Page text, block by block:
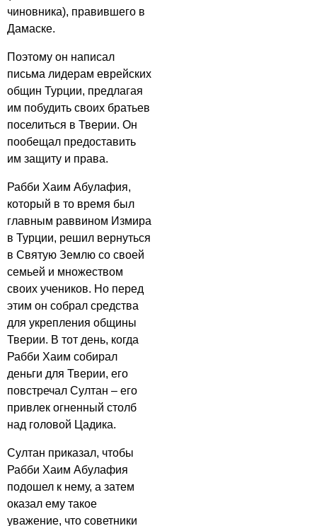
чиновника), правившего в
Дамаске.
Поэтому он написал
письма лидерам еврейских
общин Турции, предлагая
им побудить своих братьев
поселиться в Тверии. Он
пообещал предоставить
им защиту и права.
Рабби Хаим Абулафия,
который в то время был
главным раввином Измира
в Турции, решил вернуться
в Святую Землю со своей
семьей и множеством
своих учеников. Но перед
этим он собрал средства
для укрепления общины
Тверии. В тот день, когда
Рабби Хаим собирал
деньги для Тверии, его
повстречал Султан – его
привлек огненный столб
над головой Цадика.
Султан приказал, чтобы
Рабби Хаим Абулафия
подошел к нему, а затем
оказал ему такое
уважение, что советники